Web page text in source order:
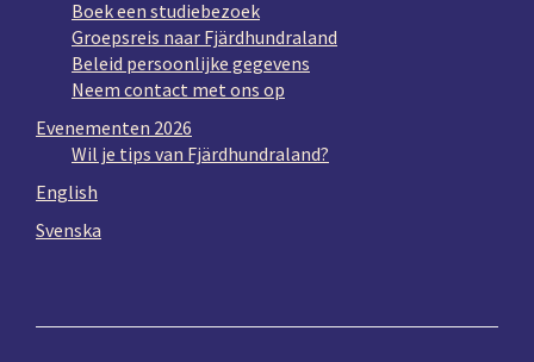
Boek een studiebezoek
Groepsreis naar Fjärdhundraland
Beleid persoonlijke gegevens
Neem contact met ons op
Evenementen 2026
Wil je tips van Fjärdhundraland?
English
Svenska